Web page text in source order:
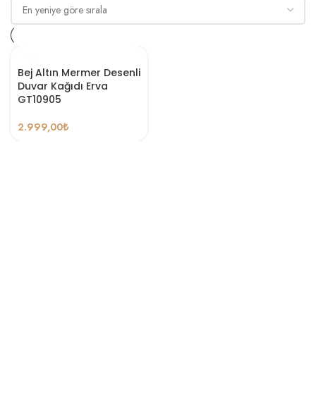
Bej Altın Mermer Desenli
Duvar Kağıdı Erva
GT10905
2.999,00₺